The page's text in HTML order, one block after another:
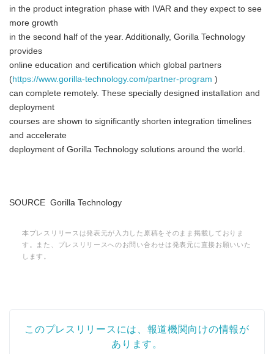
in the product integration phase with IVAR and they expect to see
more growth
in the second half of the year. Additionally, Gorilla Technology
provides
online education and certification which global partners
(https://www.gorilla-technology.com/partner-program )
can complete remotely. These specially designed installation and
deployment
courses are shown to significantly shorten integration timelines
and accelerate
deployment of Gorilla Technology solutions around the world.
SOURCE Gorilla Technology
本プレスリリースは発表元が入力した原稿をそのまま掲載しておりま
す。また、プレスリリースへのお問い合わせは発表元に直接お願いいた
します。
このプレスリリースには、報道機関向けの情報が
あります。